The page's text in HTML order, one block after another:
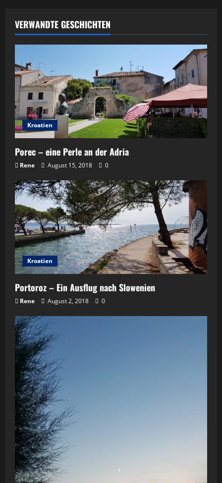
VERWANDTE GESCHICHTEN
Kroatien
Porec – eine Perle an der Adria
Rene August 15, 2018 0
Kroatien
Portoroz – Ein Ausflug nach Slowenien
Rene August 2, 2018 0